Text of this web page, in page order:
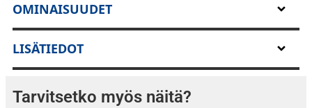
Tällä sarjalla saat asennettua autoosi 2-DIN
soittimen. Sarja sisältää myös
rattikaukosäädinadapterin, jolla autosi
alkuperäiset rattipainikkeet toimivat
jälkiasennussoittimen kanssa (varmista tämä
toiminto soittimesi ominaisuuksista).
OMINAISUUDET
LISÄTIEDOT
Tarvitsetko myös näitä?